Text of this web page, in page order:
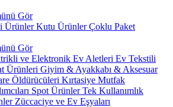
Gör
ÜrünlerKutu ÜrünlerÇoklu Paket
Gör
ve Elektronik Ev Aletleri Ev Tekstili
Ürünleri Giyim & Ayakkabı & Aksesuar
Öldürücüleri Kırtasiye Mutfak
Spot ÜrünlerTek Kullanımlık
Züccaciye ve Ev Eşyaları